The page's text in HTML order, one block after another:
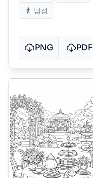
남성
PNG PDF